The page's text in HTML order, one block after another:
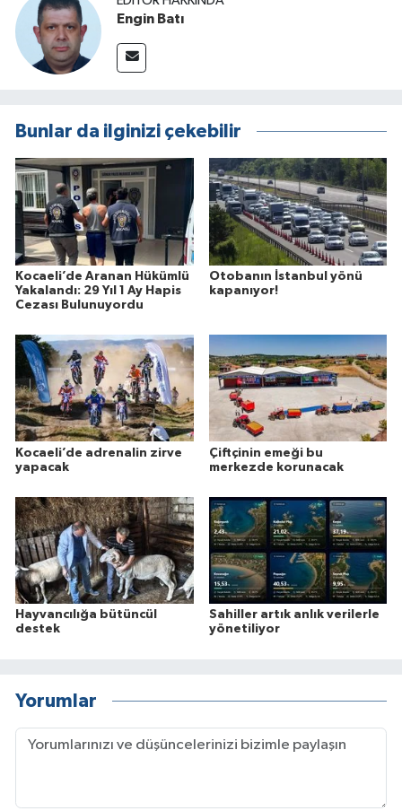
Engin Batı
Bunlar da ilginizi çekebilir
Kocaeli’de Aranan Hükümlü
Yakalandı: 29 Yıl 1 Ay Hapis
Cezası Bulunuyordu
Otobanın İstanbul yönü
kapanıyor!
Kocaeli’de adrenalin zirve
yapacak
Çiftçinin emeği bu
merkezde korunacak
Hayvancılığa bütüncül
destek
Sahiller artık anlık verilerle
yönetiliyor
Yorumlar